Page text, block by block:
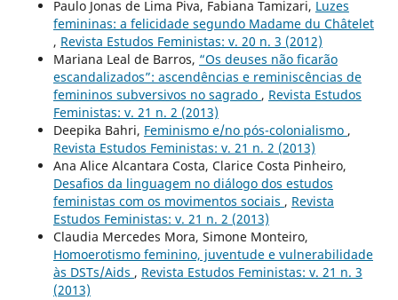
Paulo Jonas de Lima Piva, Fabiana Tamizari, Luzes
femininas: a felicidade segundo Madame du Châtelet
, Revista Estudos Feministas: v. 20 n. 3 (2012)
Mariana Leal de Barros, “Os deuses não ficarão
escandalizados”: ascendências e reminiscências de
femininos subversivos no sagrado , Revista Estudos
Feministas: v. 21 n. 2 (2013)
Deepika Bahri, Feminismo e/no pós-colonialismo ,
Revista Estudos Feministas: v. 21 n. 2 (2013)
Ana Alice Alcantara Costa, Clarice Costa Pinheiro,
Desafios da linguagem no diálogo dos estudos
feministas com os movimentos sociais , Revista
Estudos Feministas: v. 21 n. 2 (2013)
Claudia Mercedes Mora, Simone Monteiro,
Homoerotismo feminino, juventude e vulnerabilidade
às DSTs/Aids , Revista Estudos Feministas: v. 21 n. 3
(2013)